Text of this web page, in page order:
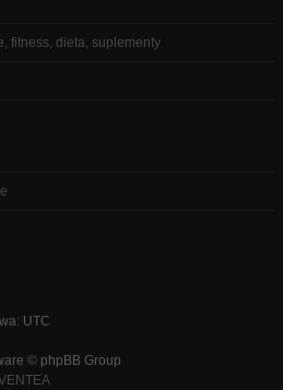
fitness, dieta, suplementy
UTC
© phpBB Group